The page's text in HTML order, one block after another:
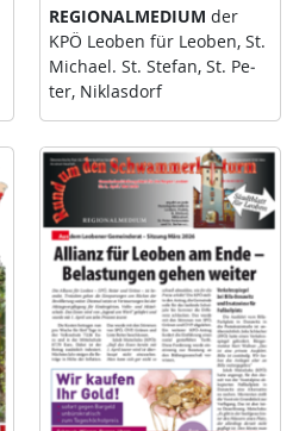
RE­GIO­NAL­ME­DI­UM der
KPÖ Leo­ben für Leo­ben, St.
Mi­cha­el. St. Ste­fan, St. Pe­
ter, Niklas­dorf